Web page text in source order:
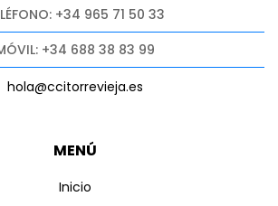
MENÚ
Inicio
+34 965 71 50 33
+34 688 38 83 99
hola@ccitorrevieja.es